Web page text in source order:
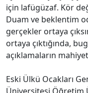
için lafügüzaf. Kör
Duam ve beklentim
gerçekler ortaya
ortaya çıktığında,
açıklamaların
Eski Ülkü Ocakları